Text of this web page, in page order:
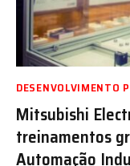
DESENVOLVIMENTO
Mitsubishi
treinamentos
Automação